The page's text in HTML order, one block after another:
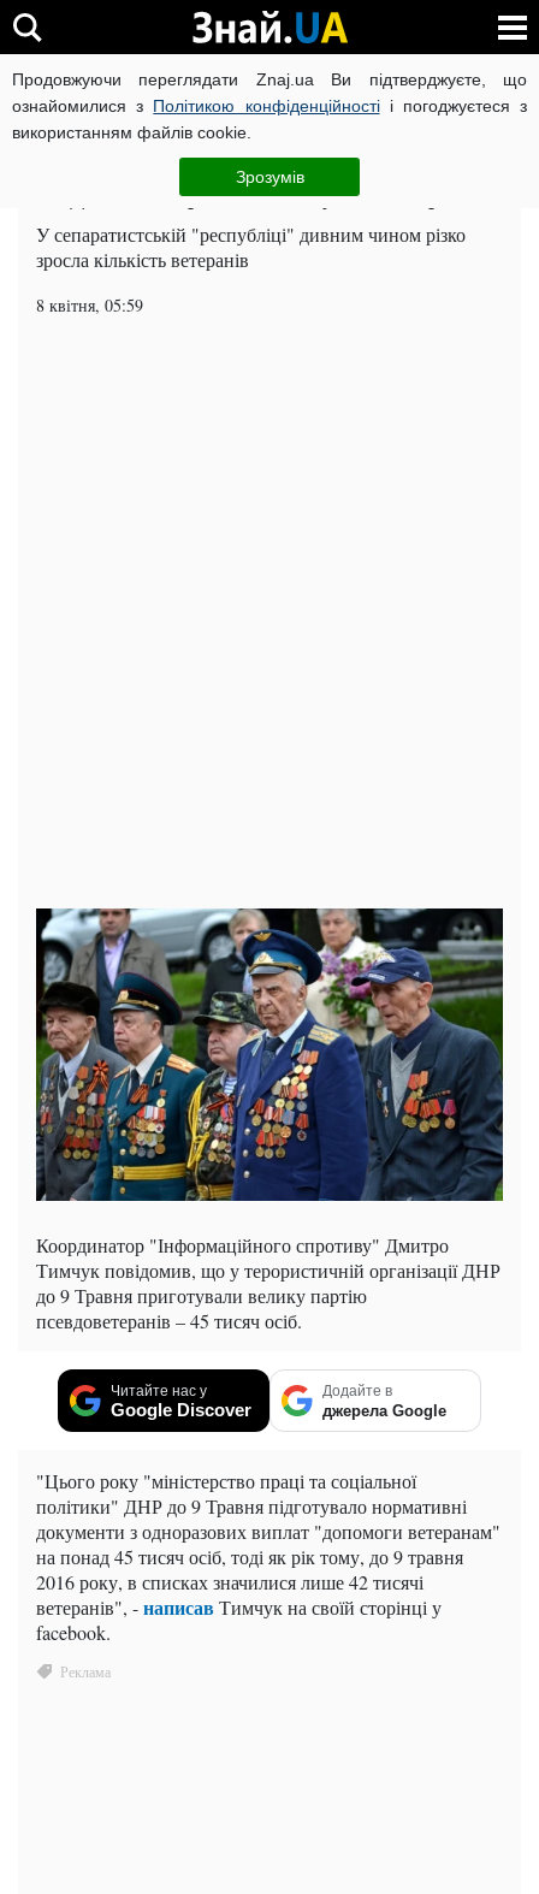
Продовжуючи переглядати Znaj.ua Ви підтверджуєте, що
ознайомилися з Політикою конфіденційностіі погоджуєтеся з
використанням файлів cookie.
Зрозумів
ВІЙНА РОСІЇ ПРОТИ УКРАЇНИ КОРОНАВІРУС В УКРАЇНІ
Суспільство ЧИТАТЬ НА РУССКОМ
У "ДНР" до 9 травня наклонували ветеранів
У сепаратистській "республіці" дивним чином різко
зросла кількість ветеранів
8 квітня, 05:59
Координатор "Інформаційного спротиву" Дмитро
Тимчук повідомив, що у терористичній організації ДНР
до 9 Травня приготували велику партію
псевдоветеранів – 45 тисяч осіб.
Читайте нас у
Google Discover
Додайте в
джерела Google
"Цього року "міністерство праці та соціальної
політики" ДНР до 9 Травня підготувало нормативні
документи з одноразових виплат "допомоги ветеранам"
на понад 45 тисяч осіб, тоді як рік тому, до 9 травня
2016 року, в списках значилися лише 42 тисячі
ветеранів", -написавТимчук на своїй сторінці у
facebook.